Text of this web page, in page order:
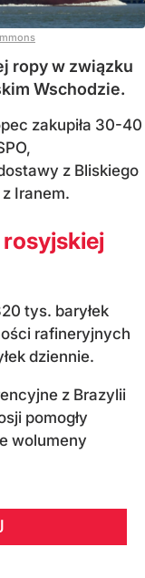
ropy w związku
Wschodzie.
zakupiła 30-40
z Bliskiego
Iranem.
tys. baryłek
rafineryjnych
dziennie.
z Brazylii
pomogły
wolumeny